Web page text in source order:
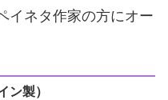
イネタ作家の方にオー
製）